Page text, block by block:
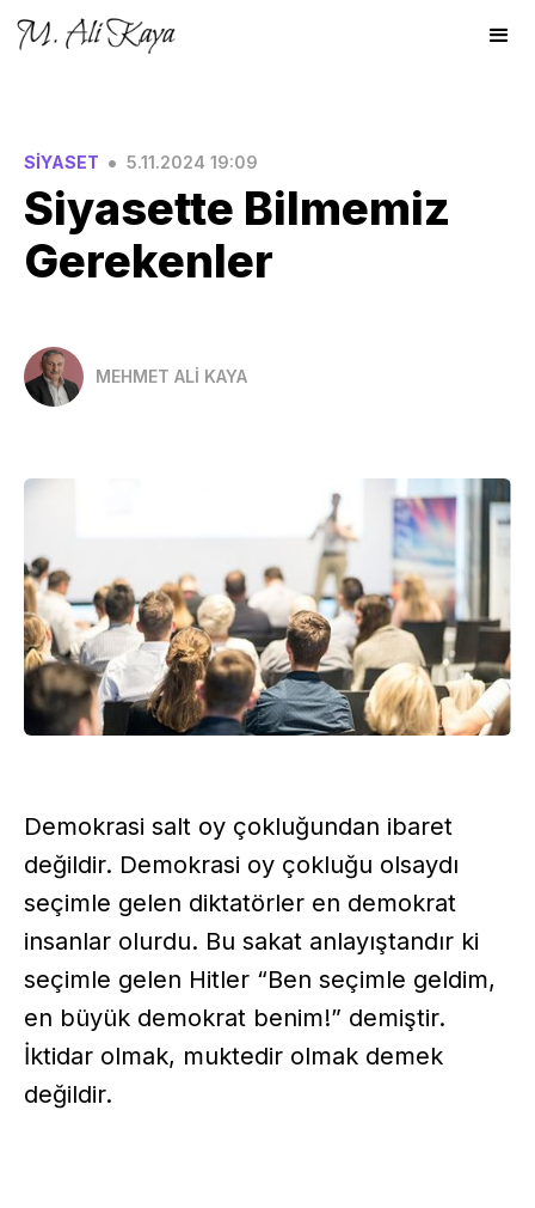
SİYASET • 5.11.2024 19:09
Siyasette Bilmemiz
Gerekenler
MEHMET ALİ KAYA
Demokrasi salt oy çokluğundan ibaret
değildir. Demokrasi oy çokluğu olsaydı
seçimle gelen diktatörler en demokrat
insanlar olurdu. Bu sakat anlayıştandır ki
seçimle gelen Hitler “Ben seçimle geldim,
en büyük demokrat benim!” demiştir.
İktidar olmak, muktedir olmak demek
değildir.